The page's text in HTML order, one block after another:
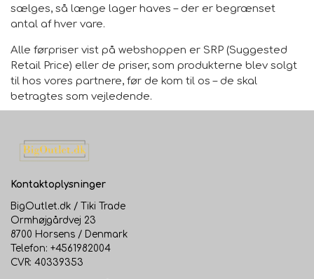
sælges, så længe lager haves – der er begrænset
antal af hver vare.
Alle førpriser vist på webshoppen er SRP (Suggested
Retail Price) eller de priser, som produkterne blev solgt
til hos vores partnere, før de kom til os – de skal
betragtes som vejledende.
Kontaktoplysninger
BigOutlet.dk / Tiki Trade
Ormhøjgårdvej 23
8700 Horsens / Denmark
Telefon: +4561982004
CVR: 40339353